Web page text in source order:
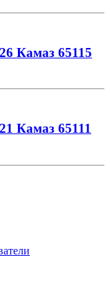
Камаз 65115
Камаз 65111